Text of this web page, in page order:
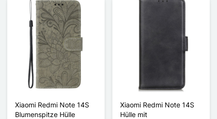
Xiaomi Redmi Note 14S
Blumenspitze Hülle
Xiaomi Redmi Note 14S
Hülle mit